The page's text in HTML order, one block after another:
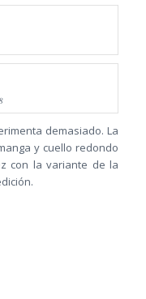
demasiado. La
y cuello redondo
con la variante de la